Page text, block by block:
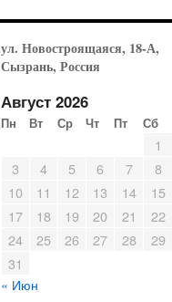
ул. Новостроящаяся, 18-А,
Сызрань, Россия
Август 2026
Пн Вт Ср Чт Пт Сб
1
3
4 5 6 7
8
10
11 12 13 14
15
17
18 19 20 21
22
24
25 26 27 28
29
31
« Июн